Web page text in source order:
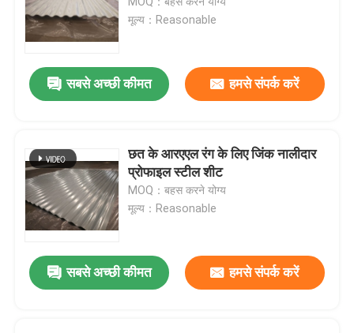
मूल्य：Reasonable
सबसे अच्छी कीमत हमसे संपर्क करें
छत के आरएएल रंग के लिए जिंक नालीदार
प्रोफाइल स्टील शीट
MOQ：बहस करने योग्य
मूल्य：Reasonable
सबसे अच्छी कीमत हमसे संपर्क करें